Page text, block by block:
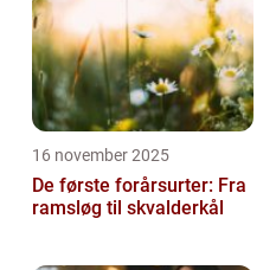
16 november 2025
De første forårsurter: Fra
ramsløg til skvalderkål